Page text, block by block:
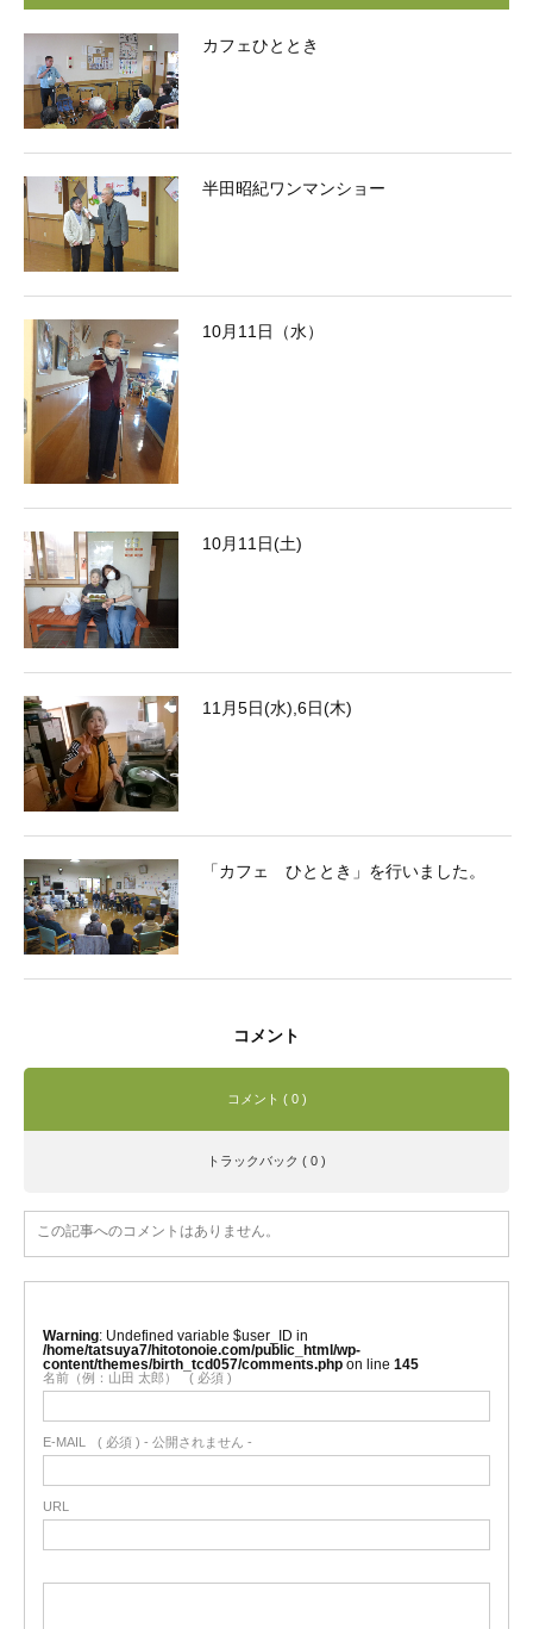
カフェひととき
半田昭紀ワンマンショー
10月11日（水）
10月11日(土)
11月5日(水),6日(木)
「カフェ ひととき」を行いました。
コメント
コメント ( 0 )
トラックバック ( 0 )
この記事へのコメントはありません。
Warning : Undefined variable $user_ID in
/home/tatsuya7/hitotonoie.com/public_html/wp-
content/themes/birth_tcd057/comments.php on line 145
名前（例：山田 太郎） ( 必須 )
E-MAIL ( 必須 ) - 公開されません -
URL